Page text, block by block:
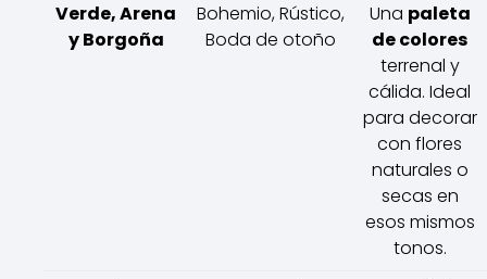
Verde, Arena
y Borgoña
Bohemio, Rústico,
Boda de otoño
Una paleta
de colores
terrenal y
cálida. Ideal
para decorar
con flores
naturales o
secas en
esos mismos
tonos.